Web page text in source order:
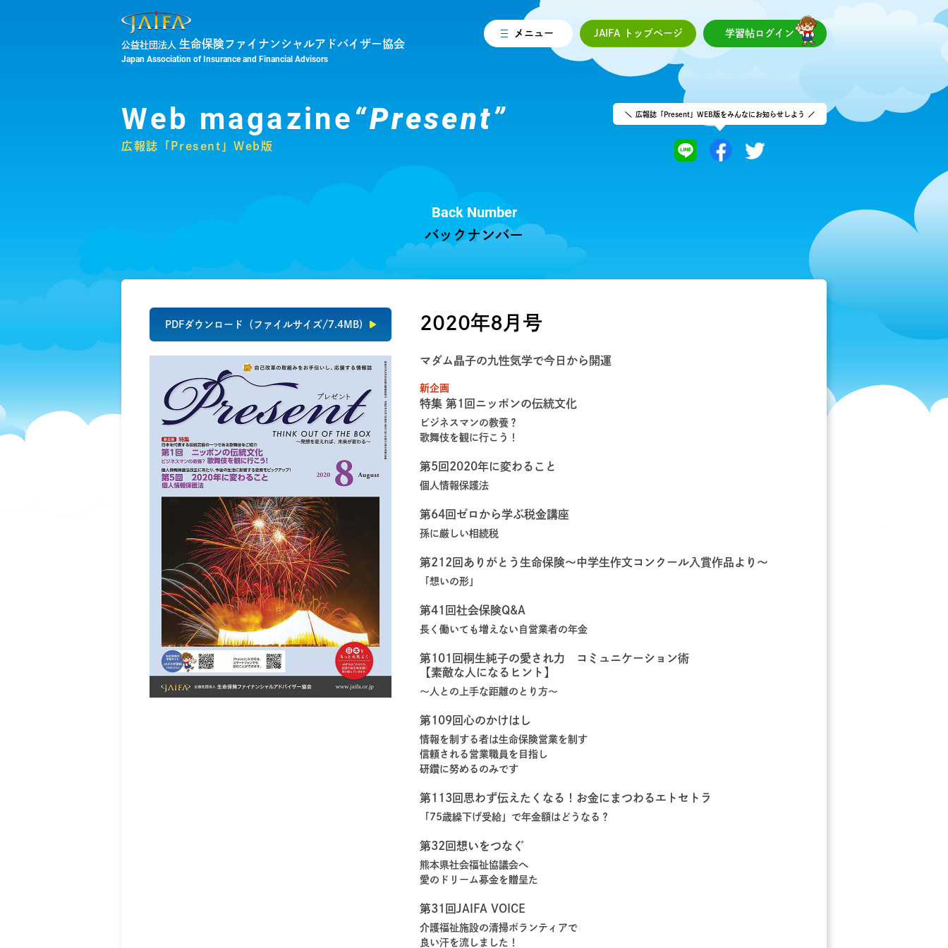
公益社団法人 生命保険ファイナンシャルアドバイザー協会
Japan Association of Insurance and Financial Advisors
メニュー JAIFA トップページ 学習帖 ログイン
Web magazine“Present”
広報誌「Present」Web版
広報誌「Present」WEB版をみんなにお知らせしよう
Back Number
バックナンバー
PDFダウンロード （ファイルサイズ/7.4MB) 2020年8月号
マダム晶子の九性気学で今日から開運
新企画
特集 第1回ニッポンの伝統文化
ビジネスマンの教養？
歌舞伎を観に行こう！
第5回2020年に変わること
個人情報保護法
第64回ゼロから学ぶ税金講座
孫に厳しい相続税
第212回ありがとう生命保険～中学生作文コンクール入賞作品より～
「想いの形」
第41回社会保険Q&A
長く働いても増えない自営業者の年金
第101回桐生純子の愛され力 コミュニケーション術
【素敵な人になるヒント】
～人との上手な距離のとり方～
第109回心のかけはし
情報を制する者は生命保険営業を制す
信頼される営業職員を目指し
研鑽に努めるのみです
第113回思わず伝えたくなる！お金にまつわるエトセトラ
「75歳繰下げ受給」で年金額はどうなる？
第32回想いをつなぐ
熊本県社会福祉協議会へ
愛のドリーム募金を贈呈た
第31回JAIFA VOICE
介護福祉施設の清掃ボランティアで
良い汗を流しました！